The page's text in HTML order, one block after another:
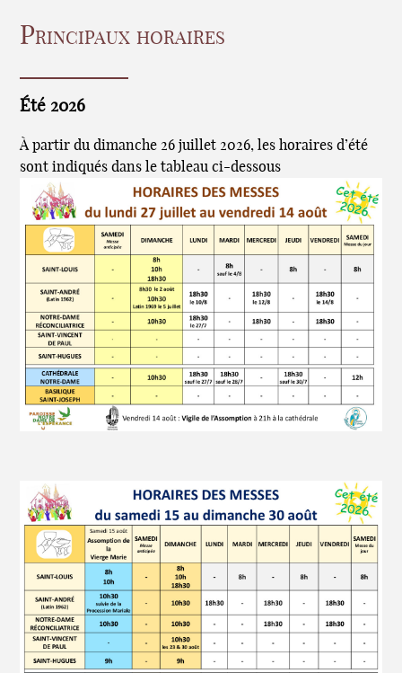
Principaux horaires
Été 2026
À partir du dimanche 26 juillet 2026, les horaires d’été
sont indiqués dans le tableau ci-dessous